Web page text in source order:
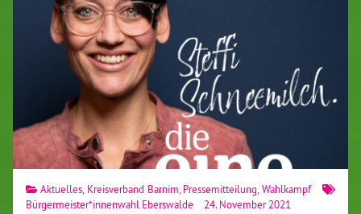
Aktuelles, Kreisverband Barnim Pressemitteilung ,Wahlkampf
Bürgermeister*innenwahl Eberswalde
24. November 2021